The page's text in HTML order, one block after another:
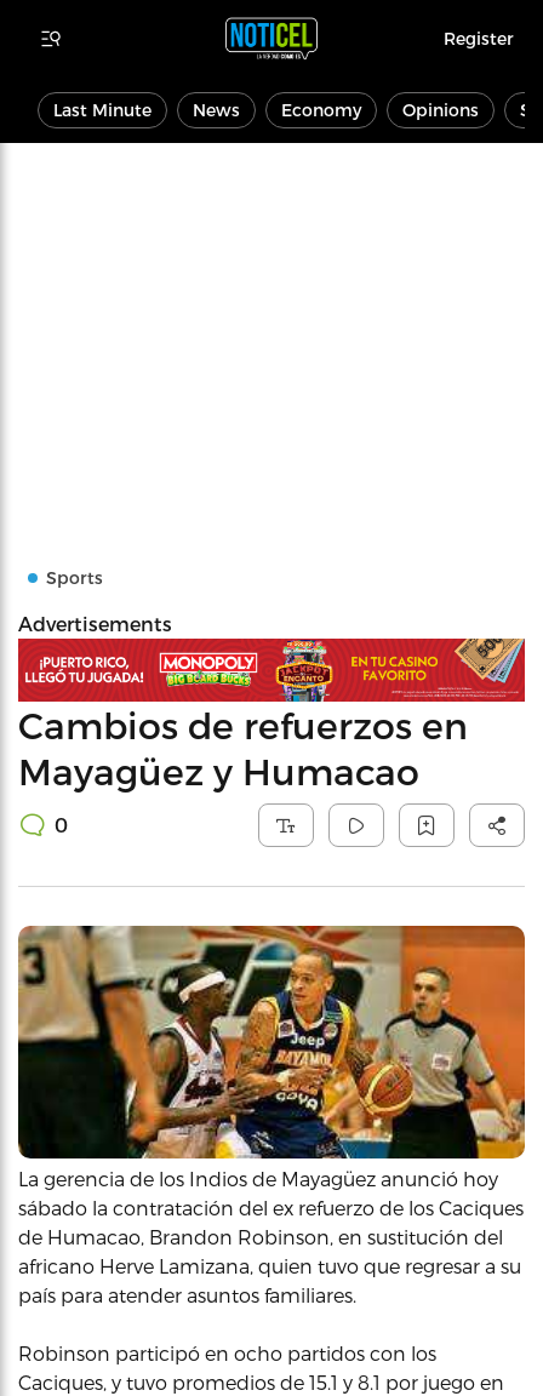
Register
Last Minute News Economy Opinions
Sports
Advertisements
Cambios de refuerzos en
Mayagüez y Humacao
0
La gerencia de los Indios de Mayagüez anunció hoy
sábado la contratación del ex refuerzo de los Caciques
de Humacao, Brandon Robinson, en sustitución del
africano Herve Lamizana, quien tuvo que regresar a su
país para atender asuntos familiares.
Robinson participó en ocho partidos con los
Caciques, y tuvo promedios de 15.1 y 8.1 por juego en